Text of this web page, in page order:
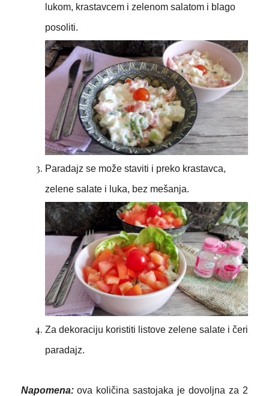
lukom, krastavcem i zelenom salatom i blago
posoliti.
Paradajz se može staviti i preko krastavca,
zelene salate i luka, bez mešanja.
Za dekoraciju koristiti listove zelene salate i čeri
paradajz.
Napomena:ova količina sastojaka je dovoljna za 2